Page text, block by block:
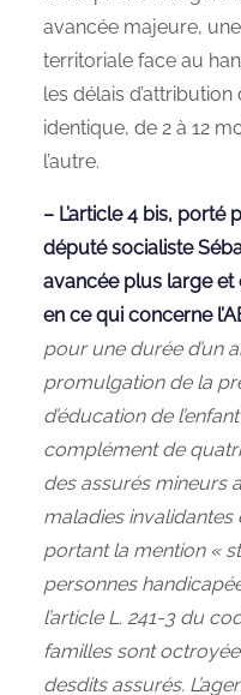
avancée majeure,
territoriale face au
les délais d’attribution
identique, de 2 à 12
l’autre.
– L’article 4 bis,
député socialiste
avancée plus large et
en ce qui concerne
pour une durée d’un
promulgation de la
d’éducation de
complément de
des assurés mineurs
maladies
portant la mention «
personnes
l’article L. 241‑3 du
familles sont
desdits assurés.